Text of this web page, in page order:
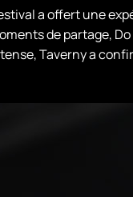
a offert une
de partage,
Taverny a